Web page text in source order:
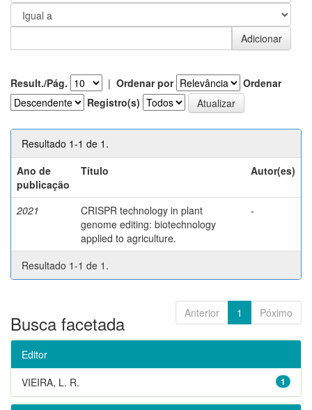
Result./Pág. | Ordenar por
Ordenar
Registro(s)
Resultado 1-1 de 1.
Ano de
publicação
Título Autor(es)
2021
CRISPR technology in plant
genome editing: biotechnology
applied to agriculture.
-
Resultado 1-1 de 1.
Anterior 1 Póximo
Busca facetada
Editor
1
VIEIRA, L. R.